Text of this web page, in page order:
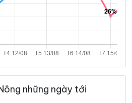
những ngày tới